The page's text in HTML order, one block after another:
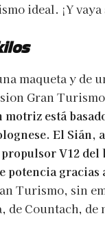
ideal. ¡Y vaya
maqueta y de
Gran
motriz está
El Sián,
V12
potencia
Turismo, sin
de Countach,